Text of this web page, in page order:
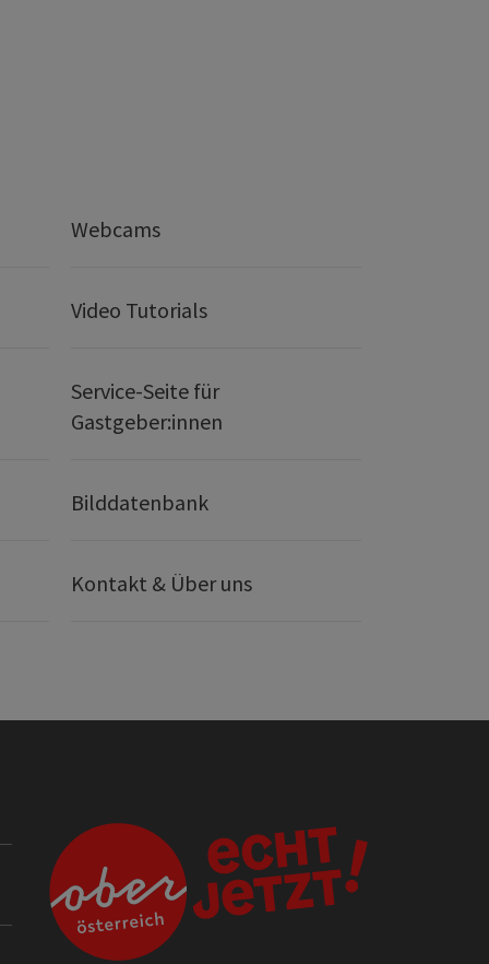
Webcams
Video Tutorials
Service-Seite für
Gastgeber:innen
Bilddatenbank
Kontakt & Über uns